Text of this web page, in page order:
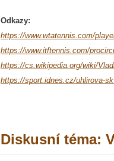
Odkazy:
https://www.wtatennis.com/
https://www.itftennis.com/
https://cs.wikipedia.org/wiki/
https://sport.idnes.cz/uhlirova-
Diskusní téma: